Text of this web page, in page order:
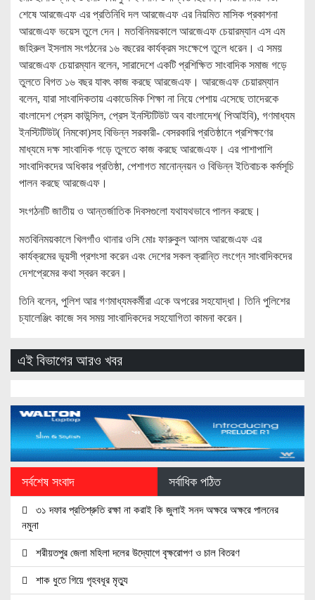
শেষে আরজেএফ এর প্রতিনিধি দল আরজেএফ এর নিয়মিত মাসিক প্রকাশনা
আরজেএফ ভয়েস তুলে দেন। মতবিনিময়কালে আরজেএফ চেয়ারম্যান এস এম
জহিরুল ইসলাম সংগঠনের ১৬ বছরের কার্যক্রম সংক্ষেপে তুলে ধরেন। এ সময়
আরজেএফ চেয়ারম্যান বলেন, সারাদেশে একটি প্রশিক্ষিত সাংবাদিক সমাজ গড়ে
তুলতে বিগত ১৬ বছর যাবৎ কাজ করছে আরজেএফ। আরজেএফ চেয়ারম্যান
বলেন, যারা সাংবাদিকতায় একাডেমিক শিক্ষা না নিয়ে পেশায় এসেছে তাদেরকে
বাংলাদেশ প্রেস কাউন্সিল, প্রেস ইনস্টিটিউট অব বাংলাদেশ( পিআইবি), গণমাধ্যম
ইনস্টিটিউট( নিমকো)সহ বিভিন্ন সরকারী- বেসরকারি প্রতিষ্ঠানে প্রশিক্ষণের
মাধ্যমে দক্ষ সাংবাদিক গড়ে তুলতে কাজ করছে আরজেএফ। এর পাশাপাশি
সাংবাদিকদের অধিকার প্রতিষ্ঠা, পেশাগত মানোন্নয়ন ও বিভিন্ন ইতিবাচক কর্মসূচি
পালন করছে আরজেএফ।
সংগঠনটি জাতীয় ও আন্তর্জাতিক দিবসগুলো যথাযথভাবে পালন করছে।
মতবিনিময়কালে খিলগাঁও থানার ওসি মোঃ ফারুকুল আলম আরজেএফ এর
কার্যক্রমের ভূয়সী প্রশংসা করেন এবং দেশের সকল ক্রান্তি লংগ্নে সাংবাদিকদের
দেশপ্রেমের কথা স্বরন করেন।
তিনি বলেন, পুলিশ আর গণমাধ্যমকর্মীরা একে অপরের সহযোদ্ধা। তিনি পুলিশের
চ্যালেঞ্জিং কাজে সব সময় সাংবাদিকদের সহযোগিতা কামনা করেন।
এই বিভাগের আরও খবর
সর্বশেষ সংবাদ সর্বাধিক পঠিত
৩১ দফার প্রতিশ্রুতি রক্ষা না করাই কি জুলাই সনদ অক্ষরে অক্ষরে পালনের
নমুনা
শরীয়তপুর জেলা মহিলা দলের উদ্যোগে বৃক্ষরোপণ ও চাল বিতরণ
শাক ধুতে গিয়ে গৃহবধূর মৃত্যু